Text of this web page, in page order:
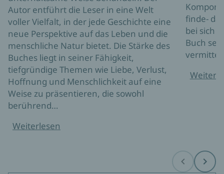
Autor entführt die Leser in eine Welt
voller Vielfalt, in der jede Geschichte eine
neue Perspektive auf das Leben und die
menschliche Natur bietet. Die Stärke des
Buches liegt in seiner Fähigkeit,
tiefgründige Themen wie Liebe, Verlust,
Hoffnung und Menschlichkeit auf eine
Weise zu präsentieren, die sowohl
berührend…
Weiterlesen
finde-
bei sich
Buch
Before Next